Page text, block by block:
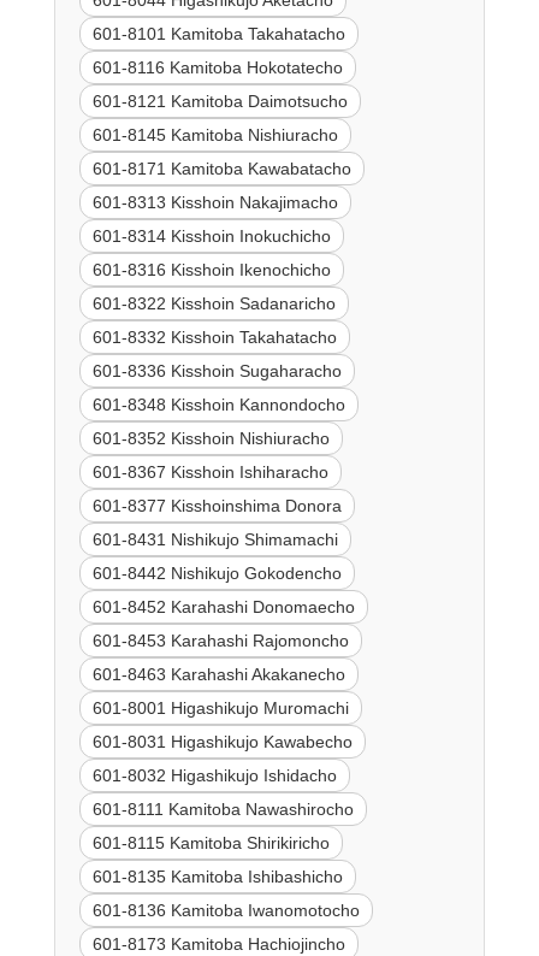
601-8101 Kamitoba Takahatacho
601-8116 Kamitoba Hokotatecho
601-8121 Kamitoba Daimotsucho
601-8145 Kamitoba Nishiuracho
601-8171 Kamitoba Kawabatacho
601-8313 Kisshoin Nakajimacho
601-8314 Kisshoin Inokuchicho
601-8316 Kisshoin Ikenochicho
601-8322 Kisshoin Sadanaricho
601-8332 Kisshoin Takahatacho
601-8336 Kisshoin Sugaharacho
601-8348 Kisshoin Kannondocho
601-8352 Kisshoin Nishiuracho
601-8367 Kisshoin Ishiharacho
601-8377 Kisshoinshima Donora
601-8431 Nishikujo Shimamachi
601-8442 Nishikujo Gokodencho
601-8452 Karahashi Donomaecho
601-8453 Karahashi Rajomoncho
601-8463 Karahashi Akakanecho
601-8001 Higashikujo Muromachi
601-8031 Higashikujo Kawabecho
601-8032 Higashikujo Ishidacho
601-8111 Kamitoba Nawashirocho
601-8115 Kamitoba Shirikiricho
601-8135 Kamitoba Ishibashicho
601-8136 Kamitoba Iwanomotocho
601-8173 Kamitoba Hachiojincho